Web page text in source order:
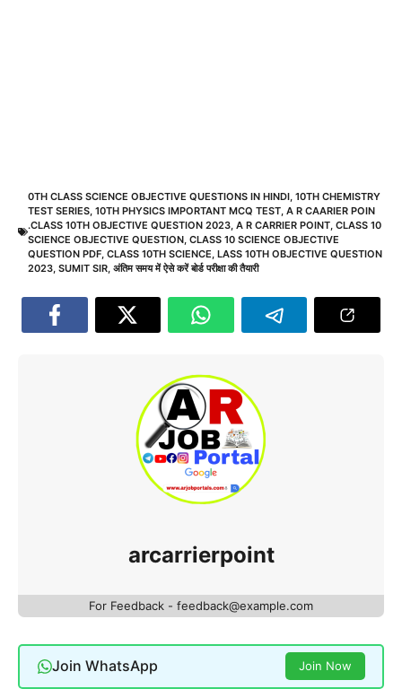
0TH CLASS SCIENCE OBJECTIVE QUESTIONS IN HINDI, 10TH CHEMISTRY
TEST SERIES, 10TH PHYSICS IMPORTANT MCQ TEST, A R CAARIER POIN
.CLASS 10TH OBJECTIVE QUESTION 2023, A R CARRIER POINT, CLASS 10
SCIENCE OBJECTIVE QUESTION, CLASS 10 SCIENCE OBJECTIVE
QUESTION PDF, CLASS 10TH SCIENCE, LASS 10TH OBJECTIVE QUESTION
2023, SUMIT SIR, अंतिम समय में ऐसे करें बोर्ड परीक्षा की तैयारी
arcarrierpoint
For Feedback - feedback@example.com
Join WhatsApp Join Now